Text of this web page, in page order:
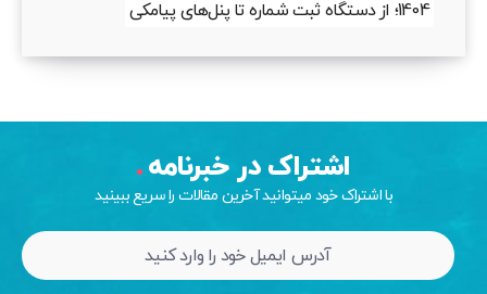
1404؛ از دستگاه ثبت شماره تا پنل‌های پیامکی
اشتراک در خبرنامه
با اشتراک خود میتوانید آخرین مقالات را سریع ببینید